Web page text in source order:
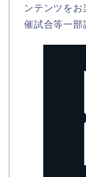
ンテンツを
催試合等一部